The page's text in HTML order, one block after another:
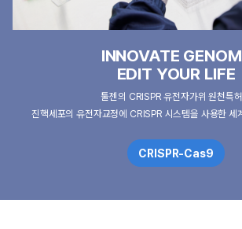
INNOVATE
EDIT YOUR LIFE
툴젠의 CRISPR 유전자가위 원천특
진핵세포의 유전자교정에 CRISPR 시스템을 사용한 세
CRISPR-Cas9